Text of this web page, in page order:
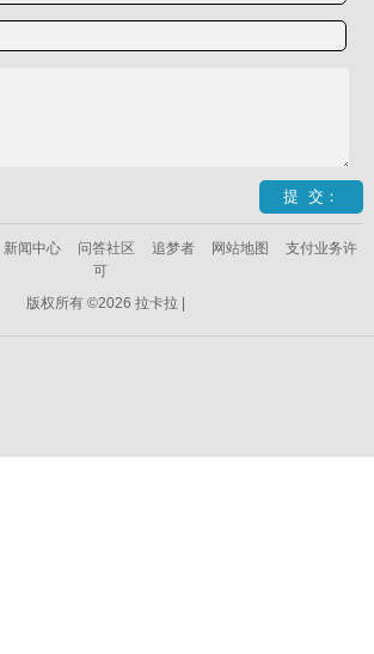
新闻中心 问答社区 追梦者 网站地图
支付业务许
可
版权所有 ©2026 拉卡拉 |